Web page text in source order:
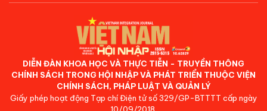
DIỄN ĐÀN KHOA HỌC VÀ THỰC TIỄN - TRUYỀN THÔNG
CHÍNH SÁCH TRONG HỘI NHẬP VÀ PHÁT TRIỂN THUỘC VIỆN
CHÍNH SÁCH, PHÁP LUẬT VÀ QUẢN LÝ
Giấy phép hoạt động Tạp chí Điện tử số 329/GP-BTTTT cấp ngày
10/09/2018.